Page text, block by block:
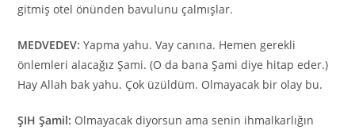
gitmiş otel önünden bavulunu çalmışlar.
MEDVEDEV:Yapma yahu. Vay canına. Hemen gerekli
önlemleri alacağız Şami. (O da bana Şami diye hitap eder.)
Hay Allah bak yahu. Çok üzüldüm. Olmayacak bir olay bu.
ŞIH Şamil: Olmayacak diyorsun ama senin ihmalkarlığın